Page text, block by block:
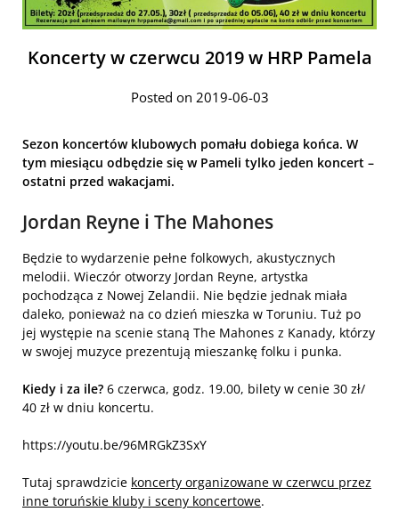
Koncerty w czerwcu 2019 w HRP Pamela
Posted on 2019-06-03
Sezon koncertów klubowych pomału dobiega końca. W
tym miesiącu odbędzie się w Pameli tylko jeden koncert –
ostatni przed wakacjami.
Jordan Reyne i The Mahones
Będzie to wydarzenie pełne folkowych, akustycznych
melodii. Wieczór otworzy Jordan Reyne, artystka
pochodząca z Nowej Zelandii. Nie będzie jednak miała
daleko, ponieważ na co dzień mieszka w Toruniu. Tuż po
jej występie na scenie staną The Mahones z Kanady, którzy
w swojej muzyce prezentują mieszankę folku i punka.
Kiedy i za ile? 6 czerwca, godz. 19.00, bilety w cenie 30 zł/
40 zł w dniu koncertu.
https://youtu.be/96MRGkZ3SxY
Tutaj sprawdzicie koncerty organizowane w czerwcu przez
inne toruńskie kluby i sceny koncertowe.